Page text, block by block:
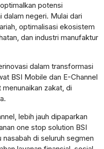
potensi
negeri. Mulai dari
optimalisasi ekosistem
dan industri manufaktur
dalam transformasi
BSI Mobile dan E-Channel
zakat, di
lebih jauh dipaparkan
one stop solution BSI
di seluruh segmen